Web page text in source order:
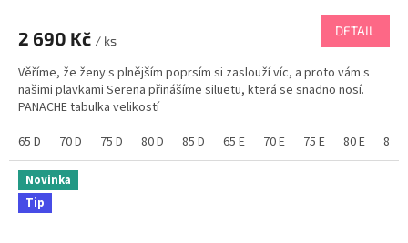
2 690 Kč / ks
DETAIL
Věříme, že ženy s plnějším poprsím si zaslouží víc, a proto vám s
našimi plavkami Serena přinášíme siluetu, která se snadno nosí.
PANACHE tabulka velikostí
65 D
70 D 75 D 80 D 85 D 65 E 70 E 75 E 80 E 85 E
Novinka
Tip